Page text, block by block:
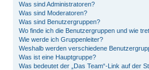
Was sind Administratoren?
Was sind Moderatoren?
Was sind Benutzergruppen?
Wo finde ich die Benutzergruppen und wie
Wie werde ich Gruppenleiter?
Weshalb werden verschiedene
Was ist eine Hauptgruppe?
Was bedeutet der „Das Team“-Link auf der